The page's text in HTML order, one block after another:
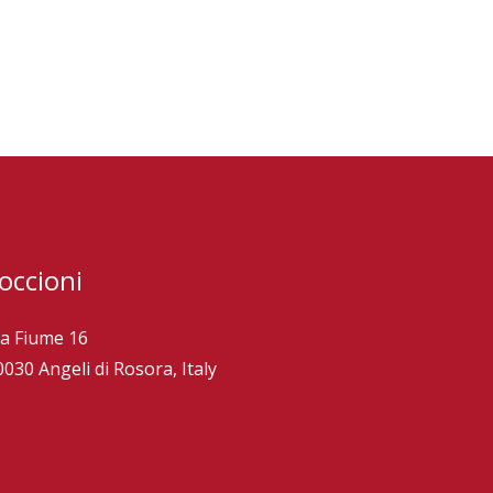
Fiume 16
Angeli di Rosora, Italy